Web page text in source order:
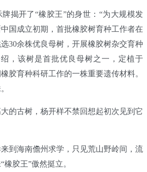
揭开了“橡胶王”的身世：“为大规模发
国成立初期，首批橡胶树育种工作者在
30余株优良母树，开展橡胶树杂交育种
，该树是首批优良母树之一，定植于
胶育种科研工作的一株重要遗传材料。
的古树，杨开样不禁回想起初次见到它
来到海南儋州求学，只见荒山野岭间，流
胶王”傲然挺立。